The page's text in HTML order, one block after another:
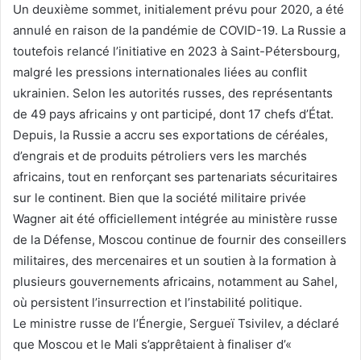
Un deuxième sommet, initialement prévu pour 2020, a été
annulé en raison de la pandémie de COVID-19. La Russie a
toutefois relancé l’initiative en 2023 à Saint-Pétersbourg,
malgré les pressions internationales liées au conflit
ukrainien. Selon les autorités russes, des représentants
de 49 pays africains y ont participé, dont 17 chefs d’État.
Depuis, la Russie a accru ses exportations de céréales,
d’engrais et de produits pétroliers vers les marchés
africains, tout en renforçant ses partenariats sécuritaires
sur le continent. Bien que la société militaire privée
Wagner ait été officiellement intégrée au ministère russe
de la Défense, Moscou continue de fournir des conseillers
militaires, des mercenaires et un soutien à la formation à
plusieurs gouvernements africains, notamment au Sahel,
où persistent l’insurrection et l’instabilité politique.
Le ministre russe de l’Énergie, Sergueï Tsivilev, a déclaré
que Moscou et le Mali s’apprêtaient à finaliser d’«